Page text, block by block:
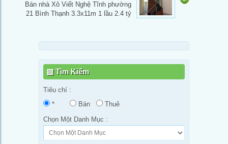
Bán nhà Xô Viết Nghệ Tĩnh phường
21 Bình Thạnh 3.3x11m 1 lầu 2.4 tỷ
Tìm Kiếm
Tiêu chí :
*
Bán
Thuê
Chọn Một Danh Mục :